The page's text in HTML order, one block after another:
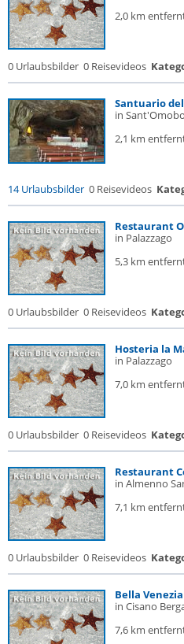
2,0 km
0 Urlaubsbilder 0 Reisevideos
Santuario
in
2,1 km
14 Urlaubsbilder 0 Reisevideos
Restaurant
in Palazzago
5,3 km
0 Urlaubsbilder 0 Reisevideos
Hosteria la
in Palazzago
7,0 km
0 Urlaubsbilder 0 Reisevideos
Restaurant
in Almenno
7,1 km
0 Urlaubsbilder 0 Reisevideos
Bella Venezia
in Cisano
7,6 km